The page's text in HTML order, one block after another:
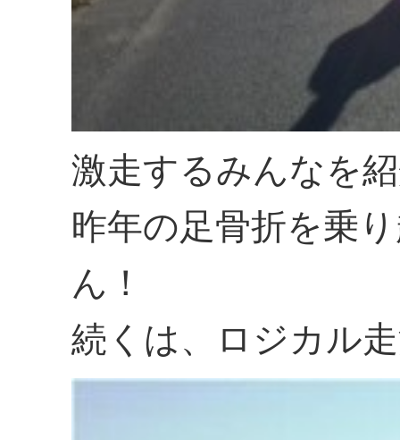
激走するみんなを
昨年の足骨折を乗
ん！
続くは、ロジカル